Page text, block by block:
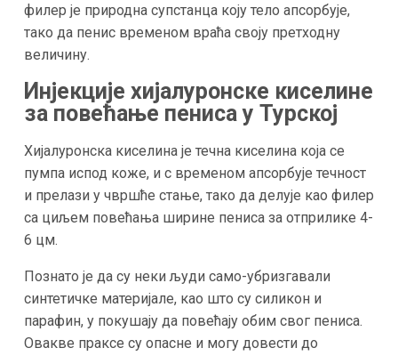
филер је природна супстанца коју тело апсорбује,
тако да пенис временом враћа своју претходну
величину.
Инјекције хијалуронске киселине
за повећање пениса у Турској
Хијалуронска киселина је течна киселина која се
пумпа испод коже, и с временом апсорбује течност
и прелази у чвршће стање, тако да делује као филер
са циљем повећања ширине пениса за отприлике 4-
6 цм.
Познато је да су неки људи само-убризгавали
синтетичке материјале, као што су силикон и
парафин, у покушају да повећају обим свог пениса.
Овакве праксе су опасне и могу довести до